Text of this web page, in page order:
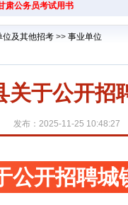
肃公务员考试用书
位及其他招考 >> 事业单位
关于公开招
发布：2025-11-25 10:48:27
公开招聘